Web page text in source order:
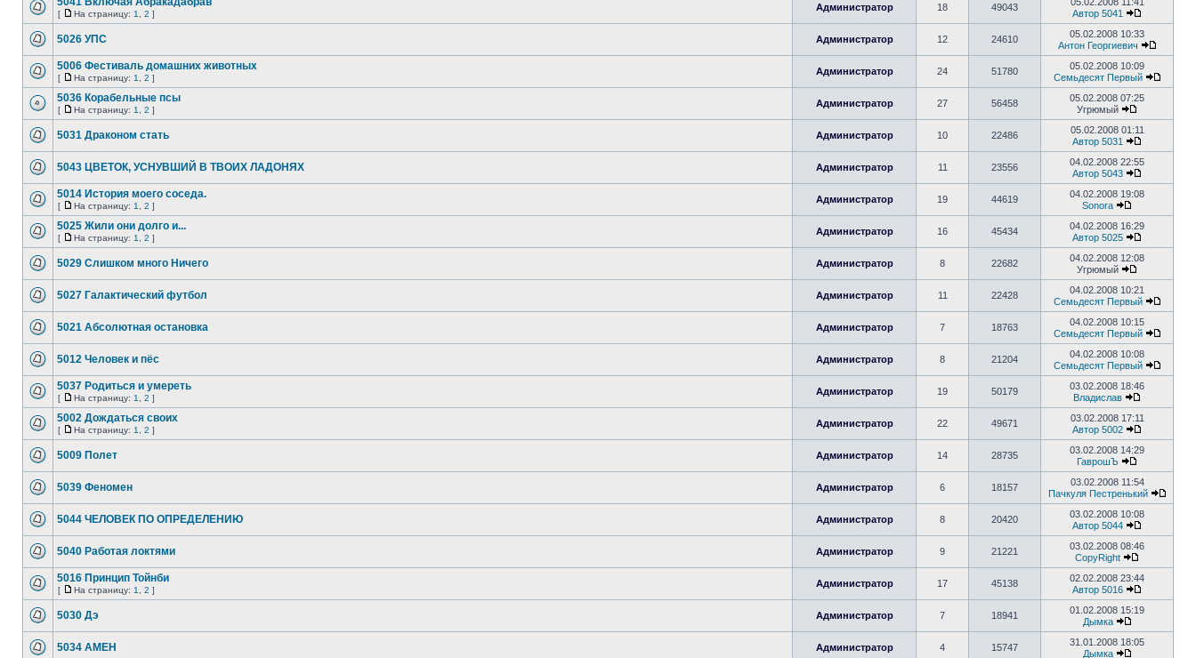
[ На страницу: 1 2 ]
Администратор 18 49043
Автор 5041
5026 УПС Администратор 12 24610
05.02.2008 10:33
Антон Георгиевич
5006 Фестиваль домашних животных
[ На страницу: 1 2 ]
Администратор 24 51780
05.02.2008 10:09
Семьдесят Первый
5036 Корабельные псы
[ На страницу: 1 2 ]
Администратор 27 56458
05.02.2008 07:25
Угрюмый
5031 Драконом стать Администратор 10 22486
05.02.2008 01:11
Автор 5031
5043 ЦВЕТОК, УСНУВШИЙ В ТВОИХ ЛАДОНЯХ Администратор 11 23556
04.02.2008 22:55
Автор 5043
5014 История моего соседа.
[ На страницу: 1 2 ]
Администратор 19 44619
04.02.2008 19:08
Sonora
5025 Жили они долго и...
[ На страницу: 1 2 ]
Администратор 16 45434
04.02.2008 16:29
Автор 5025
5029 Слишком много Ничего Администратор 8 22682
04.02.2008 12:08
Угрюмый
5027 Галактический футбол Администратор 11 22428
04.02.2008 10:21
Семьдесят Первый
5021 Абсолютная остановка Администратор 7 18763
04.02.2008 10:15
Семьдесят Первый
5012 Человек и пёс Администратор 8 21204
04.02.2008 10:08
Семьдесят Первый
5037 Родиться и умереть
[ На страницу: 1 2 ]
Администратор 19 50179
03.02.2008 18:46
Владислав
5002 Дождаться своих
[ На страницу: 1 2 ]
Администратор 22 49671
03.02.2008 17:11
Автор 5002
5009 Полет Администратор 14 28735
03.02.2008 14:29
ГаврошЪ
5039 Феномен Администратор 6 18157
03.02.2008 11:54
Пачкуля Пестренький
5044 ЧЕЛОВЕК ПО ОПРЕДЕЛЕНИЮ Администратор 8 20420
03.02.2008 10:08
Автор 5044
5040 Работая локтями Администратор 9 21221
03.02.2008 08:46
CopyRight
5016 Принцип Тойнби
[ На страницу: 1 2 ]
Администратор 17 45138
02.02.2008 23:44
Автор 5016
5030 Дэ Администратор 7 18941
01.02.2008 15:19
Дымка
5034 АМЕН Администратор 4 15747
31.01.2008 18:05
Дымка